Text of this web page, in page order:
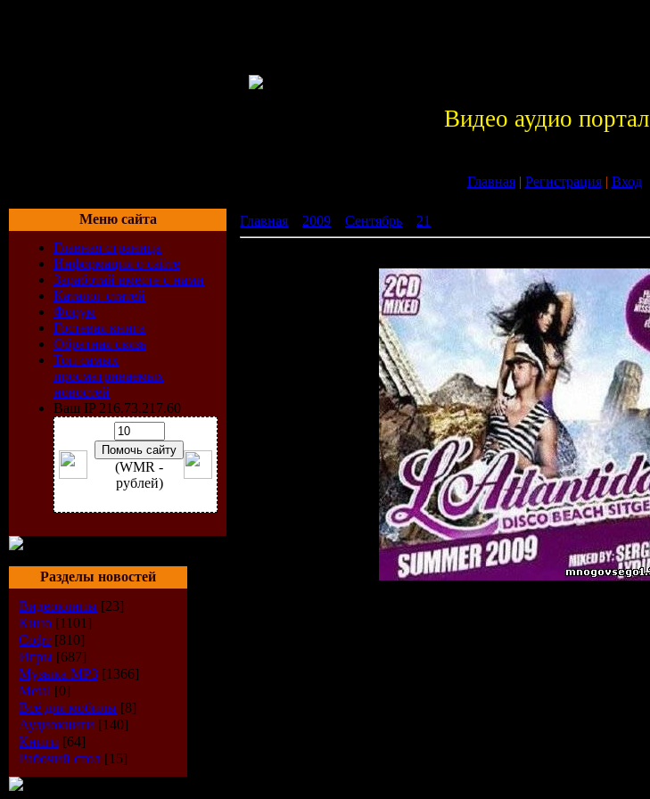
Видео аудио портал
Главная| Регистрация| Вход
Меню сайта
Главная страница
Информация о сайте
Заработай вместе с нами
Каталог статей
Форум
Гостевая книга
Обратная связь
Топ самых
просматриваемых
новостей
Ваш IP 216.73.217.60
(WMR -
рублей)
Разделы новостей
Видеоклипы [23]
Кино [1101]
Софт [810]
Игры [687]
Музыка МР3 [1366]
Metal [0]
Всё для мобилы [8]
Аудиокниги [140]
Книги [64]
Рабочий стол [15]
Главная 2009 Сентябрь 21